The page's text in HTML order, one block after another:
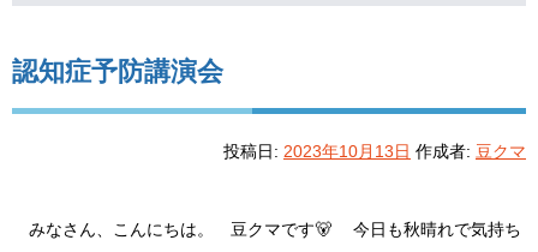
認知症予防講演会
投稿日: 2023年10月13日 作成者: 豆クマ
みなさん、こんにちは。 豆クマです🐻 今日も秋晴れで気持ち